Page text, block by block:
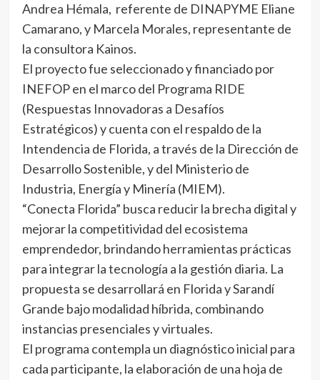
Andrea Hémala, referente de DINAPYME Eliane
Camarano, y Marcela Morales, representante de
la consultora Kainos.
El proyecto fue seleccionado y financiado por
INEFOP en el marco del Programa RIDE
(Respuestas Innovadoras a Desafíos
Estratégicos) y cuenta con el respaldo de la
Intendencia de Florida, a través de la Dirección de
Desarrollo Sostenible, y del Ministerio de
Industria, Energía y Minería (MIEM).
“Conecta Florida” busca reducir la brecha digital y
mejorar la competitividad del ecosistema
emprendedor, brindando herramientas prácticas
para integrar la tecnología a la gestión diaria. La
propuesta se desarrollará en Florida y Sarandí
Grande bajo modalidad híbrida, combinando
instancias presenciales y virtuales.
El programa contempla un diagnóstico inicial para
cada participante, la elaboración de una hoja de